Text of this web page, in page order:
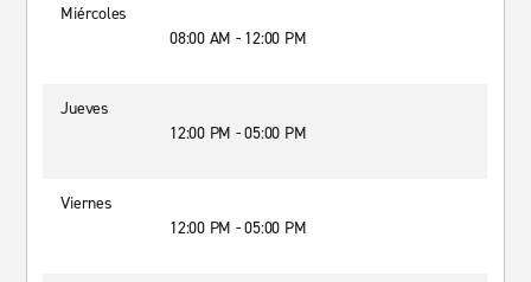
Miércoles
08:00 AM - 12:00 PM
Jueves
12:00 PM - 05:00 PM
Viernes
12:00 PM - 05:00 PM